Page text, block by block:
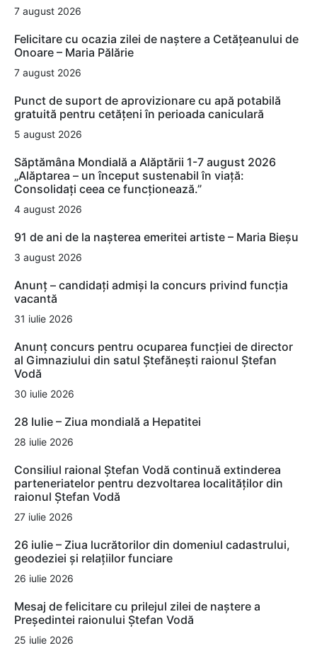
7 august 2026
Felicitare cu ocazia zilei de naștere a Cetățeanului de
Onoare – Maria Pălărie
7 august 2026
Punct de suport de aprovizionare cu apă potabilă
gratuită pentru cetățeni în perioada caniculară
5 august 2026
Săptămâna Mondială a Alăptării 1-7 august 2026
„Alăptarea – un început sustenabil în viață:
Consolidați ceea ce funcționează.”
4 august 2026
91 de ani de la nașterea emeritei artiste – Maria Bieșu
3 august 2026
Anunț – candidați admiși la concurs privind funcția
vacantă
31 iulie 2026
Anunț concurs pentru ocuparea funcției de director
al Gimnaziului din satul Ștefănești raionul Ștefan
Vodă
30 iulie 2026
28 Iulie – Ziua mondială a Hepatitei
28 iulie 2026
Consiliul raional Ștefan Vodă continuă extinderea
parteneriatelor pentru dezvoltarea localităților din
raionul Ștefan Vodă
27 iulie 2026
26 iulie – Ziua lucrătorilor din domeniul cadastrului,
geodeziei și relațiilor funciare
26 iulie 2026
Mesaj de felicitare cu prilejul zilei de naștere a
Președintei raionului Ștefan Vodă
25 iulie 2026